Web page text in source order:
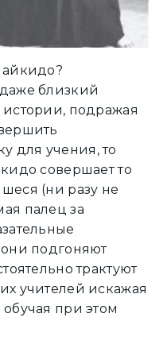
близкий
подражая
для учения, то
совершает то
(ни разу не
палец за
подгоняют
трактуют
учителей искажая
при этом